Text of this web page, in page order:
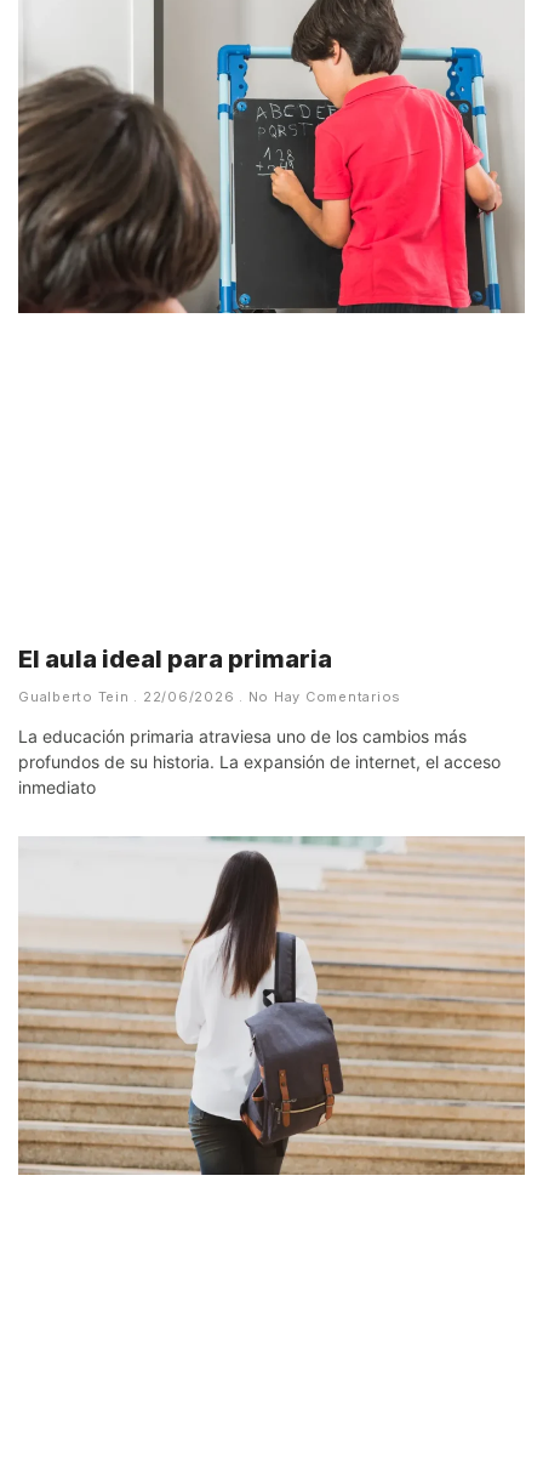
El aula ideal para primaria
Gualberto Tein 22/06/2026 No Hay Comentarios
La educación primaria atraviesa uno de los cambios más
profundos de su historia. La expansión de internet, el acceso
inmediato